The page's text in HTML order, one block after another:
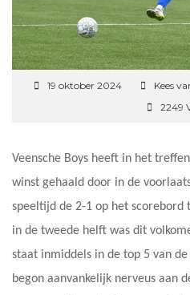
19 oktober 2024 Kees
2249
Veensche Boys heeft in het
winst gehaald door in de
speeltijd de 2-1 op het scorebord
in de tweede helft was dit
staat inmiddels in de top 5 van de
begon aanvankelijk nerveus aan